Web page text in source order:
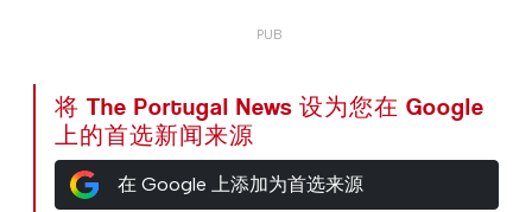
将 The Portugal News 设为您在 Google
上的首选新闻来源
在 Google 上添加为首选来源